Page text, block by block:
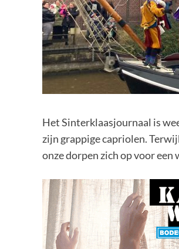
Het Sinterklaasjournaal is
zijn grappige capriolen.
onze dorpen zich op voor een